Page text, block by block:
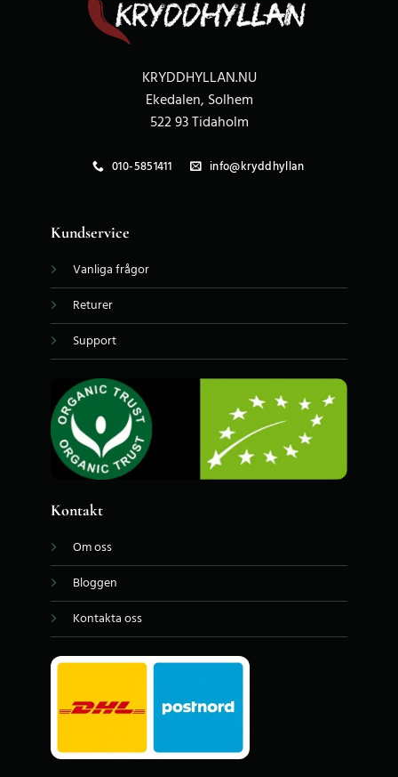
KRYDDHYLLAN.NU
Ekedalen, Solhem
522 93 Tidaholm
010-5851411 info@kryddhyllan
Kundservice
Vanliga frågor
Returer
Support
Kontakt
Om oss
Bloggen
Kontakta oss